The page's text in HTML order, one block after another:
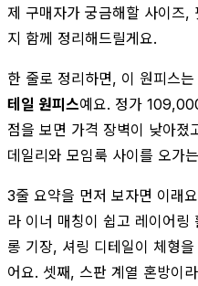
제 구매자가 궁금해할 사이즈
지 함께 정리해드릴게요.
한 줄로 정리하면, 이 원피스는
테일 원피스예요. 정가
점을 보면 가격 장벽이 낮아졌
데일리와 모임룩 사이를 오가
3줄 요약을 먼저 보자면 이래
라 이너 매칭이 쉽고 레이어
롱 기장, 셔링 디테일이 체형
어요. 셋째, 스판 계열 혼방이